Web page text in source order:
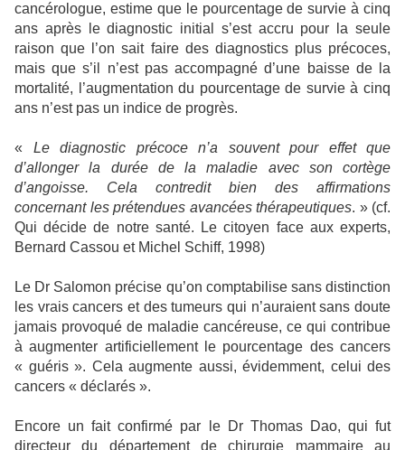
cancérologue, estime que le pourcentage de survie à cinq
ans après le diagnostic initial s’est accru pour la seule
raison que l’on sait faire des diagnostics plus précoces,
mais que s’il n’est pas accompagné d’une baisse de la
mortalité, l’augmentation du pourcentage de survie à cinq
ans n’est pas un indice de progrès.
« Le diagnostic précoce n’a souvent pour effet que
d’allonger la durée de la maladie avec son cortège
d’angoisse. Cela contredit bien des affirmations
concernant les prétendues avancées thérapeutiques. » (cf.
Qui décide de notre santé. Le citoyen face aux experts,
Bernard Cassou et Michel Schiff, 1998)
Le Dr Salomon précise qu’on comptabilise sans distinction
les vrais cancers et des tumeurs qui n’auraient sans doute
jamais provoqué de maladie cancéreuse, ce qui contribue
à augmenter artificiellement le pourcentage des cancers
« guéris ». Cela augmente aussi, évidemment, celui des
cancers « déclarés ».
Encore un fait confirmé par le Dr Thomas Dao, qui fut
directeur du département de chirurgie mammaire au